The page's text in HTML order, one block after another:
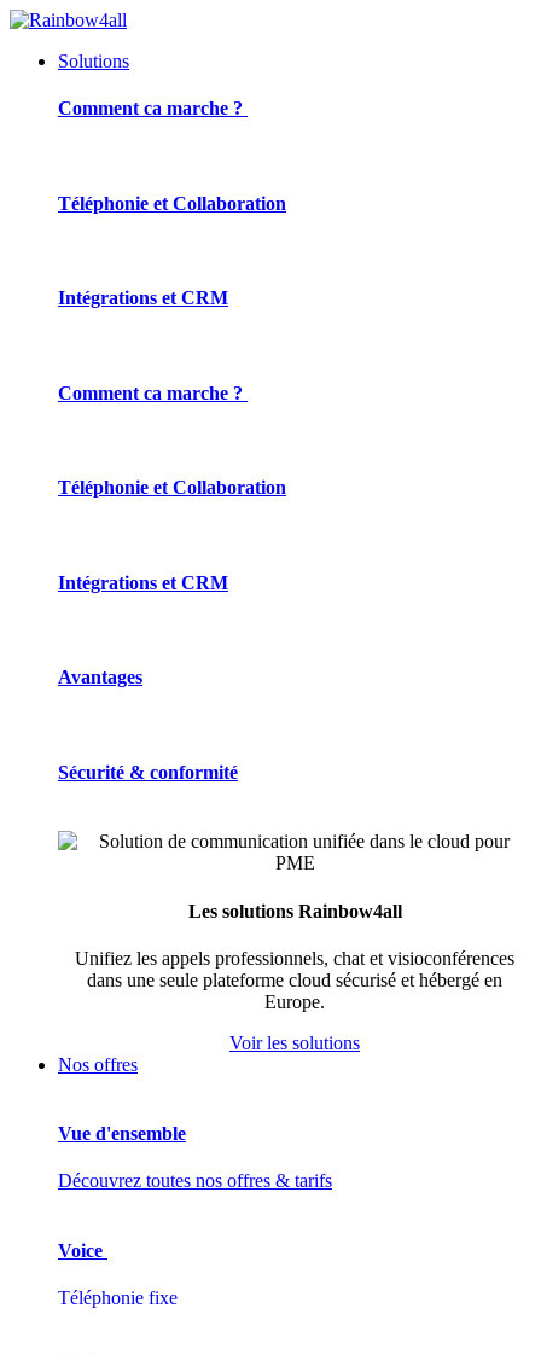
Solutions
Comment ca marche ?
Téléphonie et Collaboration
Intégrations et CRM
Comment ca marche ?
Téléphonie et Collaboration
Intégrations et CRM
Avantages
Sécurité & conformité
Les solutions Rainbow4all
Unifiez les appels professionnels, chat et visioconférences
dans une seule plateforme cloud sécurisé et hébergé en
Europe.
Voir les solutions
Nos offres
Vue d'ensemble
Découvrez toutes nos offres & tarifs
Voice
Téléphonie fixe